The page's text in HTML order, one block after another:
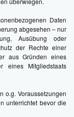
Daten
abgesehen – nur
Ausübung oder
der Rechte einer
aus Gründen eines
eines Mitgliedstaats
o.g. Voraussetzungen
unterrichtet bevor die